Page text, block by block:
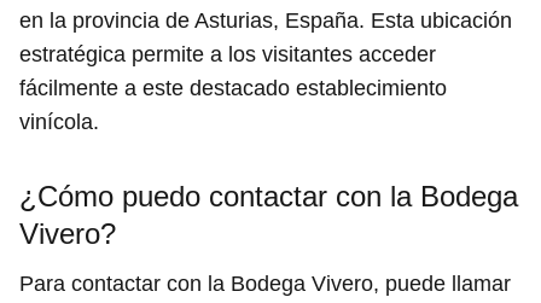
en la provincia de Asturias, España. Esta ubicación
estratégica permite a los visitantes acceder
fácilmente a este destacado establecimiento
vinícola.
¿Cómo puedo contactar con la Bodega
Vivero?
Para contactar con la Bodega Vivero, puede llamar